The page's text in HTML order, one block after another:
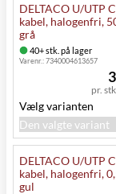
DELTACO U/UTP
kabel, halogenfri,
grå
40+ stk. på lager
Varenr.:7340004613657
pr. stk.
Vælg varianten
Den valgte variant
DELTACO U/UTP
kabel, halogenfri,
gul